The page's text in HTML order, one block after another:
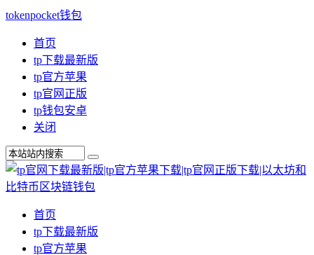
tokenpocket钱包
首页
tp下载最新版
tp官方苹果
tp官网正版
tp钱包安卓
关闭
首页
tp下载最新版
tp官方苹果